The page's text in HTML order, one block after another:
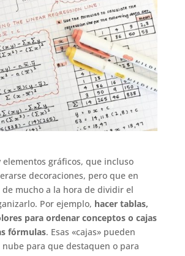
gráficos, que incluso
decoraciones, pero que en
mucho a la hora de dividir el
Por ejemplo, hacer tablas,
para ordenar conceptos o cajas
fórmulas. Esas «cajas» pueden
para que destaquen o para